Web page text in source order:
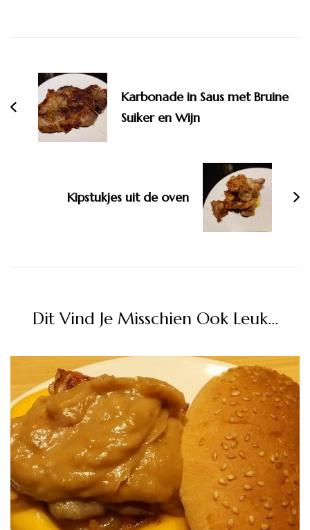
navigatie
Karbonade in Saus met Bruine
Suiker en Wijn
Kipstukjes uit de oven
Dit Vind Je Misschien Ook Leuk...